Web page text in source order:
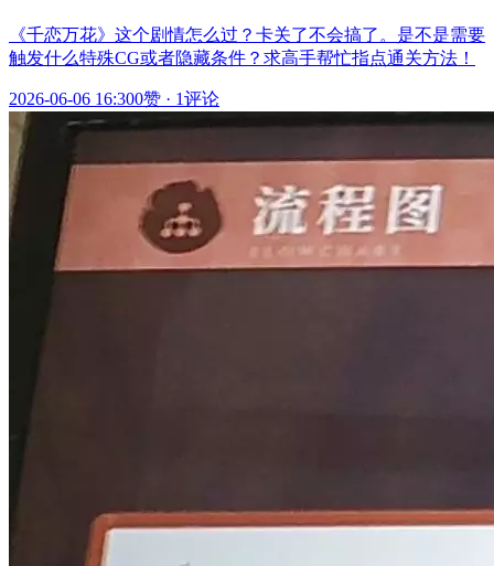
《千恋万花》这个剧情怎么过？卡关了不会搞了。是不是需要
触发什么特殊CG或者隐藏条件？求高手帮忙指点通关方法！
2026-06-06 16:300赞 · 1评论